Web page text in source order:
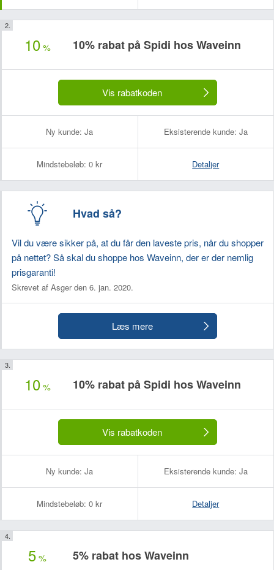
10 % 10% rabat på Spidi hos Waveinn
Vis rabatkoden
Ny kunde: Ja Eksisterende kunde: Ja
Mindstebeløb: 0 kr Detaljer
Hvad så?
Vil du være sikker på, at du får den laveste pris, når du shopper
på nettet? Så skal du shoppe hos Waveinn, der er der nemlig
prisgaranti!
Skrevet af Asger den 6. jan. 2020.
Læs mere
10 % 10% rabat på Spidi hos Waveinn
Vis rabatkoden
Ny kunde: Ja Eksisterende kunde: Ja
Mindstebeløb: 0 kr Detaljer
5% 5% rabat hos Waveinn